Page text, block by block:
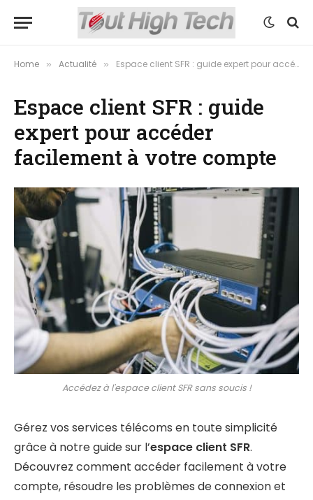
Home » Actualité » Espace client SFR : guide expert pour accéder facilement à votre compte
Espace client SFR : guide
expert pour accéder
facilement à votre compte
Accédez à l'espace client SFR sans soucis !
Gérez vos services télécoms en toute simplicité
grâce à notre guide sur l’espace client SFR.
Découvrez comment accéder facilement à votre
compte, résoudre les problèmes de connexion et